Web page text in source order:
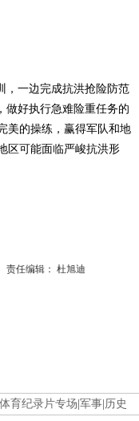
一边完成抗洪抢险防范
做好执行急难险重任务的
美的操练，赢得军队和地
区可能面临严峻抗洪形
责任编辑： 杜旭迪
体育纪录片专场 军事 历史